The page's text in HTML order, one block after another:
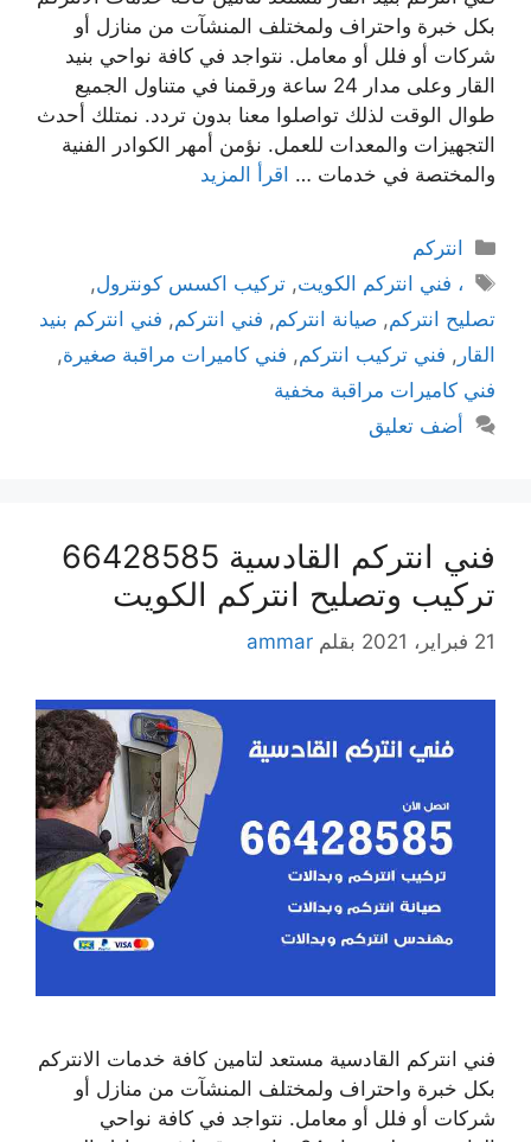
بكل خبرة واحتراف ولمختلف المنشآت من منازل أو
شركات أو فلل أو معامل. نتواجد في كافة نواحي بنيد
القار وعلى مدار 24 ساعة ورقمنا في متناول الجميع
طوال الوقت لذلك تواصلوا معنا بدون تردد. نمتلك أحدث
التجهيزات والمعدات للعمل. نؤمن أمهر الكوادر الفنية
والمختصة في خدمات … اقرأ المزيد
انتركم
، فني انتركم الكويت,تركيب اكسس كونترول,
تصليح انتركم, صيانة انتركم, فني انتركم, فني انتركم بنيد
القار , فني تركيب انتركم, فني كاميرات مراقبة صغيرة,
فني كاميرات مراقبة مخفية
أضف تعليق
فني انتركم القادسية 66428585
تركيب وتصليح انتركم الكويت
21 فبراير، 2021 بقلم ammar
فني انتركم القادسية مستعد لتامين كافة خدمات الانتركم
بكل خبرة واحتراف ولمختلف المنشآت من منازل أو
شركات أو فلل أو معامل. نتواجد في كافة نواحي